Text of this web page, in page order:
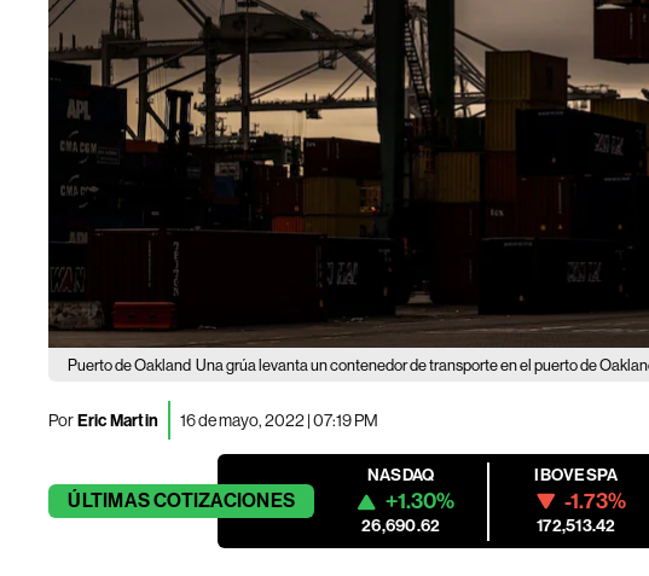
Puerto de Oakland Una grúa levanta un contenedor de transporte en el puerto de
PorEric Martin 16 de mayo, 2022 | 07:19 PM
ÚLTIMASCOTIZACIONES
NASDAQ
+1.30%
26,690.62
IBOVESPA
-1.73%
172,513.42